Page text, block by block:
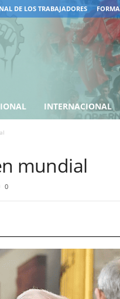
DE LOS TRABAJADORES
INTERNACIONAL
mundial
0